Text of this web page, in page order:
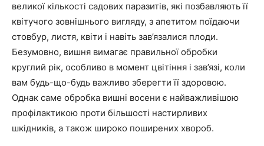
великої кількості садових паразитів, які позбавляють її
квітучого зовнішнього вигляду, з апетитом поїдаючи
стовбур, листя, квіти і навіть зав’язалися плоди.
Безумовно, вишня вимагає правильної обробки
круглий рік, особливо в момент цвітіння і зав’язі, коли
вам будь-що-будь важливо зберегти її здоровою.
Однак саме обробка вишні восени є найважливішою
профілактикою проти більшості настирливих
шкідників, а також широко поширених хвороб.